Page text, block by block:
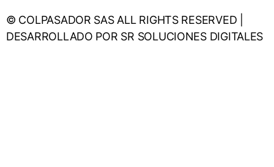
© COLPASADOR SAS ALL RIGHTS RESERVED |
DESARROLLADO POR SR SOLUCIONES DIGITALES